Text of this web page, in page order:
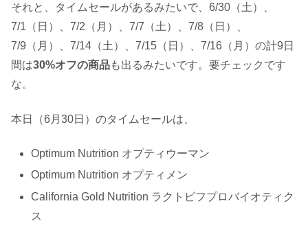
それと、タイムセールがあるみたいで、6/30（土）、
7/1（日）、7/2（月）、7/7（土）、7/8（日）、
7/9（月）、7/14（土）、7/15（日）、7/16（月）の計9日
間は30%オフの商品も出るみたいです。要チェックです
な。
本日（6月30日）のタイムセールは、
Optimum Nutrition オプティウーマン
Optimum Nutrition オプティメン
California Gold Nutrition ラクトビフプロバイオティク
ス